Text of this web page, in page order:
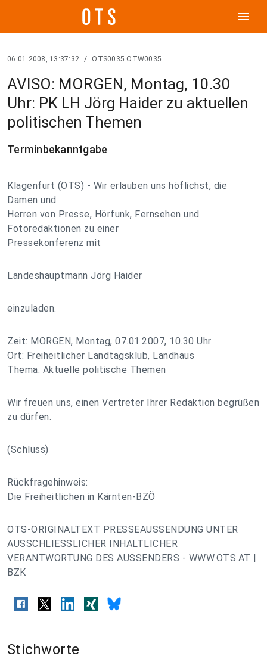
menu
06.01.2008, 13:37:32 / OTS0035 OTW0035
AVISO: MORGEN, Montag, 10.30
Uhr: PK LH Jörg Haider zu aktuellen
politischen Themen
Terminbekanntgabe
Klagenfurt (OTS) - Wir erlauben uns höflichst, die
Damen und
Herren von Presse, Hörfunk, Fernsehen und
Fotoredaktionen zu einer
Pressekonferenz mit
Landeshauptmann Jörg Haider
einzuladen.
Zeit: MORGEN, Montag, 07.01.2007, 10.30 Uhr
Ort: Freiheitlicher Landtagsklub, Landhaus
Thema: Aktuelle politische Themen
Wir freuen uns, einen Vertreter Ihrer Redaktion begrüßen
zu dürfen.
(Schluss)
Rückfragehinweis:
Die Freiheitlichen in Kärnten-BZÖ
OTS-ORIGINALTEXT PRESSEAUSSENDUNG UNTER
AUSSCHLIESSLICHER INHALTLICHER
VERANTWORTUNG DES AUSSENDERS - WWW.OTS.AT |
BZK
Stichworte